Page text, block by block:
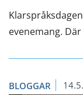
evenemang.
BLOGGAR